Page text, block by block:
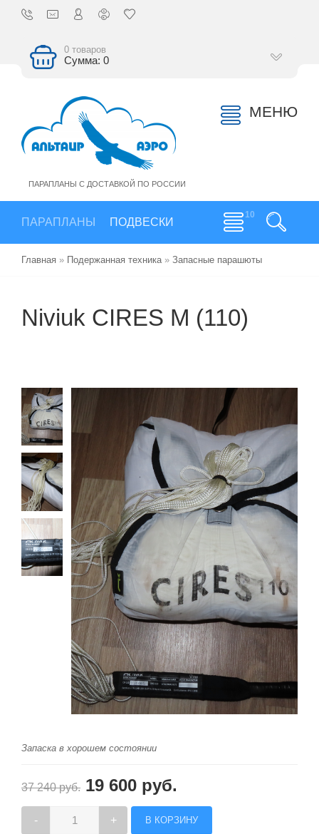
0 товаров
Сумма: 0
ПАРАПЛАНЫ С ДОСТАВКОЙ ПО РОССИИ
МЕНЮ
ПАРАПЛАНЫ ПОДВЕСКИ
Главная » Подержанная техника » Запасные парашюты
Niviuk CIRES M (110)
Запаска в хорошем состоянии
37 240 руб. 19 600 руб.
- +